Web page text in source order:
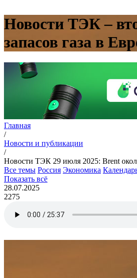
Новости ТЭК –
запасов газа в
Главная
/
Новости и публикации
/
Новости ТЭК 29 июля 2025: Brent около
Все темы Россия Экономика
Показать всё
28.07.2025
2275